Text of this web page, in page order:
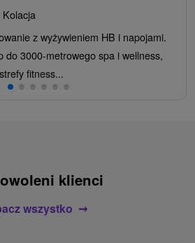
z wyżywieniem HB i napojami.
do 3000-metrowego spa i wellness,
fitness...
klienci
wszystko